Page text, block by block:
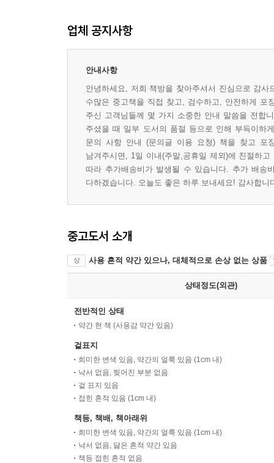
업체 공지사항
안내사항
안녕하세요, 저희 책방을 찾아주셔서 진심으로 감
수많은 중고책을 직접 찾고, 검수하고, 안전하게
주신 고객님들께 몇 가지 소중한 안내 말씀을 전합
주셨을 때 일부 도서의 품절 등으로 인해 부득이하
문의 사항 안내 (문의글 이용 요청) 책을 찾고 포
남겨주시면, 1일 이내(주말,공휴일 제외)에 친절하
따라 추가배송비가 발생될 수 있습니다. 추가 배송
다하겠습니다. 오늘도 좋은 하루 보내세요! 감사합니
중고도서 소개
상 사용 흔적 약간 있으나, 대체적으로 손상 없는 상품
상태정도(외관)
전반적인 상태
약간 헌 책 (사용감 약간 있음)
겉표지
희미한 변색 있음, 약간의 얼룩 있음 (1cm 내)
낙서 없음, 찢어진 부분 없음
겉 표지 있음
접힌 흔적 있음 (1cm 내)
책등, 책배, 책아래위
희미한 변색 있음, 약간의 얼룩 있음 (1cm 내)
낙서 없음, 닳은 흔적 약간 있음
책등 접힌 흔적 없음